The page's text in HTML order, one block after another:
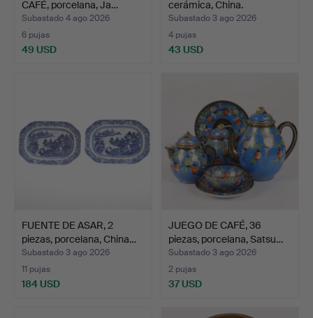
CAFÉ, porcelana, Ja…
Subastado 4 ago 2026
6 pujas
49 USD
cerámica, China.
Subastado 3 ago 2026
4 pujas
43 USD
FUENTE DE ASAR, 2
piezas, porcelana, China…
Subastado 3 ago 2026
11 pujas
184 USD
JUEGO DE CAFÉ, 36
piezas, porcelana, Satsu…
Subastado 3 ago 2026
2 pujas
37 USD